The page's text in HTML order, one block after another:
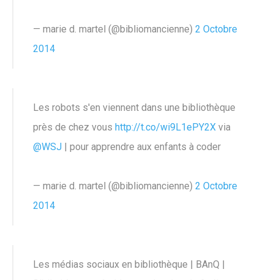
— marie d. martel (@bibliomancienne) 2 Octobre
2014
Les robots s'en viennent dans une bibliothèque
près de chez vous http://t.co/wi9L1ePY2X via
@WSJ | pour apprendre aux enfants à coder
— marie d. martel (@bibliomancienne) 2 Octobre
2014
Les médias sociaux en bibliothèque | BAnQ |